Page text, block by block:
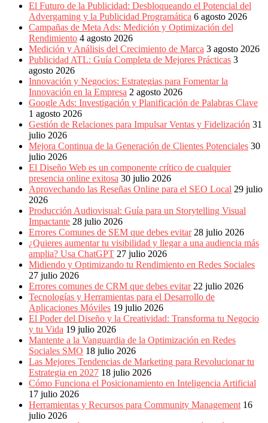
Marketing
LATAM
Bitácora
Mercadeo
Interactivo,
Medios,
Publicidad,
Marketing,
Campañas
Publicitarias,
Agencias,
Empresas,
Negocios,
Tendencias,
Trendings,
Dinero,
Economía,
Diseño
Móviles,
Estrategias
Digitales,
Estrategias
Publicitarias,
Alianzas,
Clientes,
Innovación,
Tecnología,
Noticias,
Artículos,
Gente,
Contenidos
Calidad,
El Futuro de la Publicidad: Desbloqueando el Potencial del
Advergaming y la Publicidad Programática 6 agosto 2026
Campañas de Meta Ads: Medición y Optimización del
Rendimiento 4 agosto 2026
Medición y Análisis del Crecimiento de Marca 3 agosto 2026
Publicidad ATL: Guía Completa de Mejores Prácticas 3
agosto 2026
Innovación y Negocios: Estrategias para Fomentar la
Innovación en la Empresa 2 agosto 2026
Google Ads: Investigación y Planificación de Palabras Clave
1 agosto 2026
Gestión de Relaciones para Impulsar Ventas y Fidelización 31
julio 2026
Mejora Continua de la Generación de Clientes Potenciales 30
julio 2026
El Diseño Web es un componente crítico de cualquier
presencia online exitosa 30 julio 2026
Aprovechando las Reseñas Online para el SEO Local 29 julio
2026
Producción Audiovisual: Guía para un Storytelling Visual
Impactante 28 julio 2026
Errores Comunes de SEM que debes evitar 28 julio 2026
¿Quieres aumentar tu visibilidad y llegar a una audiencia más
amplia? Usa ChatGPT 27 julio 2026
Midiendo y Optimizando tu Rendimiento en Redes Sociales
27 julio 2026
Errores comunes de CRM que debes evitar 22 julio 2026
Tecnologías y Herramientas para el Desarrollo de
Aplicaciones Móviles 19 julio 2026
El Poder del Diseño y la Creatividad: Transforma tu Negocio
y tu Vida 19 julio 2026
Mantente a la Vanguardia de la Optimización en Redes
Sociales SMO 18 julio 2026
Las Mejores Tendencias de Marketing para Revolucionar tu
Estrategia en 2027 18 julio 2026
Cómo Funciona el Posicionamiento en Inteligencia Artificial
17 julio 2026
Herramientas y Recursos para Community Management 16
julio 2026